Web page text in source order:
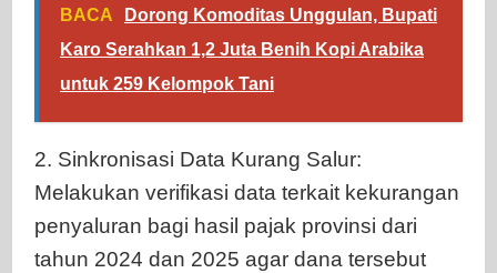
BACA
Dorong Komoditas Unggulan, Bupati
Karo Serahkan 1,2 Juta Benih Kopi Arabika
untuk 259 Kelompok Tani
2. Sinkronisasi Data Kurang Salur:
Melakukan verifikasi data terkait kekurangan
penyaluran bagi hasil pajak provinsi dari
tahun 2024 dan 2025 agar dana tersebut